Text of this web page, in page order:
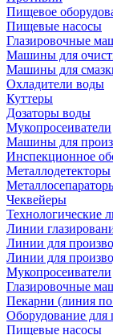
Пищевое
Пищевые насосы
Глазировочные
Машины для
Машины для
Охладители воды
Куттеры
Дозаторы воды
Мукопросеиватели
Машины для
Инспекционное
Металлодетекторы
Чеквейеры
Технологические
Линии
Линии для
Линии для
Мукопросеиватели
Глазировочные
Пекарни (линия по
Оборудование для
Пищевые насосы